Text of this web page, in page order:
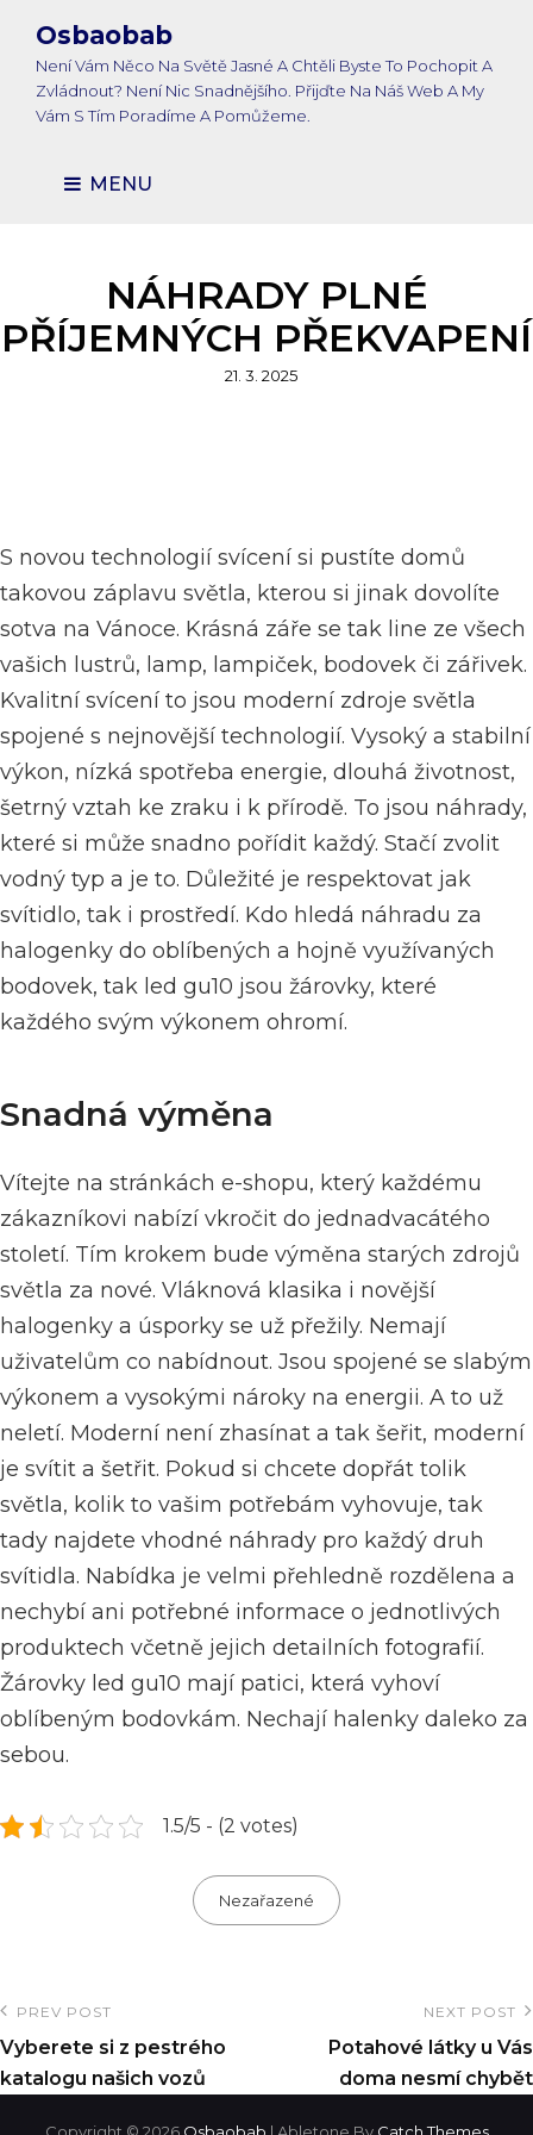
Osbaobab
Není Vám Něco Na Světě Jasné A Chtěli Byste To Pochopit A
Zvládnout? Není Nic Snadnějšího. Přijďte Na Náš Web A My
Vám S Tím Poradíme A Pomůžeme.
MENU
NÁHRADY PLNÉ
PŘÍJEMNÝCH PŘEKVAPENÍ
Posted
21. 3. 2025
S novou technologií svícení si pustíte domů
takovou záplavu světla, kterou si jinak dovolíte
sotva na Vánoce. Krásná záře se tak line ze všech
vašich lustrů, lamp, lampiček, bodovek či zářivek.
Kvalitní svícení to jsou moderní zdroje světla
spojené s nejnovější technologií. Vysoký a stabilní
výkon, nízká spotřeba energie, dlouhá životnost,
šetrný vztah ke zraku i k přírodě. To jsou náhrady,
které si může snadno pořídit každý. Stačí zvolit
vodný typ a je to. Důležité je respektovat jak
svítidlo, tak i prostředí. Kdo hledá náhradu za
halogenky do oblíbených a hojně využívaných
bodovek, tak led gu10 jsou žárovky, které
každého svým výkonem ohromí.
Snadná výměna
Vítejte na stránkách e-shopu, který každému
zákazníkovi nabízí vkročit do jednadvacátého
století. Tím krokem bude výměna starých zdrojů
světla za nové. Vláknová klasika i novější
halogenky a úsporky se už přežily. Nemají
uživatelům co nabídnout. Jsou spojené se slabým
výkonem a vysokými nároky na energii. A to už
neletí. Moderní není zhasínat a tak šeřit, moderní
je svítit a šetřit. Pokud si chcete dopřát tolik
světla, kolik to vašim potřebám vyhovuje, tak
tady najdete vhodné náhrady pro každý druh
svítidla. Nabídka je velmi přehledně rozdělena a
nechybí ani potřebné informace o jednotlivých
produktech včetně jejich detailních fotografií.
Žárovky led gu10 mají patici, která vyhoví
oblíbeným bodovkám. Nechají halenky daleko za
sebou.
1.5/5 - (2 votes)
Categories
Nezařazené
Navigace
pro
příspěvek
Previous
Post
PREV POST
Vyberete si z pestrého
katalogu našich vozů
NEXT POST
Potahové látky u Vás
doma nesmí chybět